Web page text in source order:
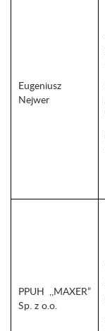
Eugeniusz
Nejwer
PPUH ,,MAXER”
Sp. z o.o.